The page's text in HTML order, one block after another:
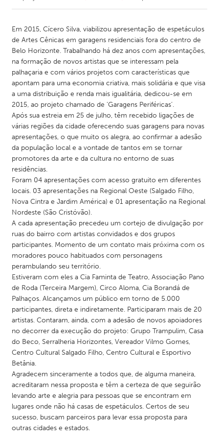
Amherstburg
Kingston
Kitchener-Waterloo
New Glasgow
Newmarket
Ottawa
South Shore
Toronto
MALAYSIA
Kuala Lumpur
NETHERLANDS
Leiden
Utrecht
QATAR
Qatar
SINGAPORE
Singapore
UNITED KINGDOM
Glasgow
UNITED STATES
Ann Arbor, MI
Baltimore, MD
Boston, MA
Burlingame-San Mateo, CA
Cass Clay
Chicago, IL
Cleveland, OH
Em 2015, Cícero Silva, viabilizou apresentação de espetáculos
de Artes Cênicas em garagens residenciais fora do centro de
Belo Horizonte. Trabalhando há dez anos com apresentações,
na formação de novos artistas que se interessam pela
palhaçaria e com vários projetos com características que
apontam para uma economia criativa, mais solidária e que visa
a uma distribuição e renda mais igualitária, dedicou-se em
2015, ao projeto chamado de ‘Garagens Periféricas’.
Após sua estreia em 25 de julho, têm recebido ligações de
várias regiões da cidade oferecendo suas garagens para novas
apresentações, o que muito os alegra, ao confirmar a adesão
da população local e a vontade de tantos em se tornar
promotores da arte e da cultura no entorno de suas
residências.
Foram 04 apresentações com acesso gratuito em diferentes
locais. 03 apresentações na Regional Oeste (Salgado Filho,
Nova Cintra e Jardim América) e 01 apresentação na Regional
Nordeste (São Cristóvão).
A cada apresentação precedeu um cortejo de divulgação por
ruas do bairro com artistas convidados e dos grupos
participantes. Momento de um contato mais próxima com os
moradores pouco habituados com personagens
perambulando seu território.
Estiveram com eles a Cia Faminta de Teatro, Associação Pano
de Roda (Terceira Margem), Circo Aloma, Cia Borandá de
Palhaços. Alcançamos um público em torno de 5.000
participantes, direta e indiretamente. Participaram mais de 20
artistas. Contaram, ainda, com a adesão de novos apoiadores
no decorrer da execução do projeto: Grupo Trampulim, Casa
do Beco, Serralheria Horizontes, Vereador Vilmo Gomes,
Centro Cultural Salgado Filho, Centro Cultural e Esportivo
Betânia.
Agradecem sinceramente a todos que, de alguma maneira,
acreditaram nessa proposta e têm a certeza de que seguirão
levando arte e alegria para pessoas que se encontram em
lugares onde não há casas de espetáculos. Certos de seu
sucesso, buscam parceiros para levar essa proposta para
outras cidades e estados.